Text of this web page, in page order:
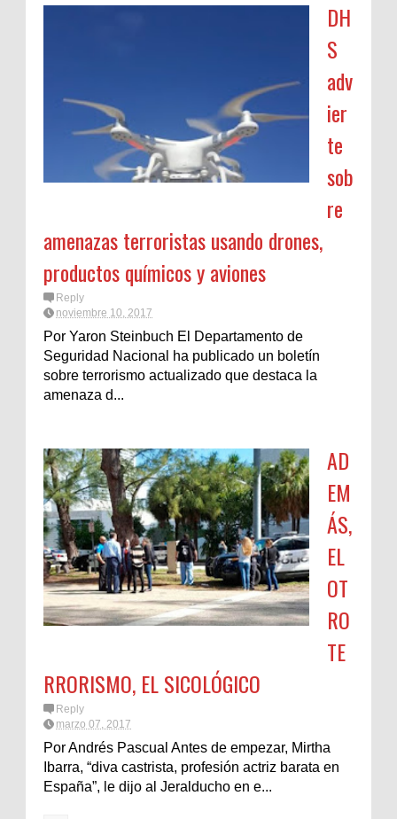
DH
S
adv
ier
te
sob
re
amenazas terroristas usando drones,
productos químicos y aviones
Reply
noviembre 10, 2017
Por Yaron Steinbuch El Departamento de
Seguridad Nacional ha publicado un boletín
sobre terrorismo actualizado que destaca la
amenaza d...
AD
EM
ÁS,
EL
OT
RO
TE
RRORISMO, EL SICOLÓGICO
Reply
marzo 07, 2017
Por Andrés Pascual Antes de empezar, Mirtha
Ibarra, “diva castrista, profesión actriz barata en
España”, le dijo al Jeralducho en e...